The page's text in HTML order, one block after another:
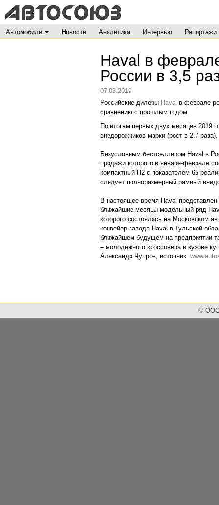
Автомобили Новости Аналитика Интервью Репортажи
Haval в
России в 3,5
07.03.2019
Российские дилеры Haval в феврале
сравнению с прошлым годом.
По итогам первых двух месяцев 2019
внедорожников марки (рост в 2,7
Безусловным бестселлером Haval в
продажи которого в январе-феврале
компактный H2 с показателем 65
следует полноразмерный рамный
В настоящее время Haval
ближайшие месяцы модельный ряд
которого состоялась на Московском
конвейер завода Haval в Тульской
ближайшем будущем на предприятии
– молодежного кроссовера в кузове
Александр Чупров, источник:
© ООО